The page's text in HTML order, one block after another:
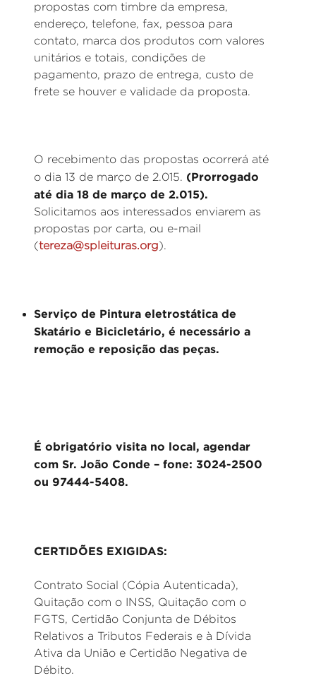
propostas com timbre da empresa,
endereço, telefone, fax, pessoa para
contato, marca dos produtos com valores
unitários e totais, condições de
pagamento, prazo de entrega, custo de
frete se houver e validade da proposta.
O recebimento das propostas ocorrerá até
o dia 13 de março de 2.015. (Prorrogado
até dia 18 de março de 2.015).
Solicitamos aos interessados enviarem as
propostas por carta, ou e-mail
(tereza@spleituras.org).
Serviço de Pintura eletrostática de
Skatário e Bicicletário, é necessário a
remoção e reposição das peças.
É obrigatório visita no local, agendar
com Sr. João Conde – fone: 3024-2500
ou 97444-5408.
CERTIDÕES EXIGIDAS:
Contrato Social (Cópia Autenticada),
Quitação com o INSS, Quitação com o
FGTS, Certidão Conjunta de Débitos
Relativos a Tributos Federais e à Dívida
Ativa da União e Certidão Negativa de
Débito.